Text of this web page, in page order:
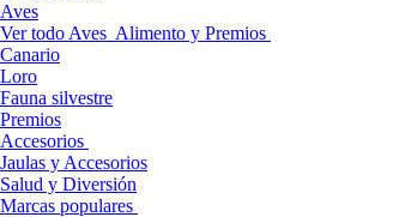
Aves
Ver todo Aves Alimento y Premios
Canario
Loro
Fauna silvestre
Premios
Accesorios
Jaulas y Accesorios
Salud y Diversión
Marcas populares